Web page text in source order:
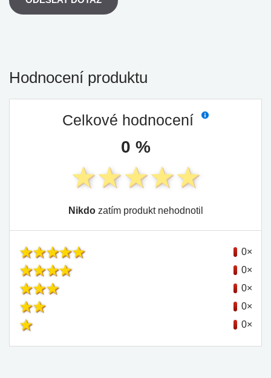
Hodnocení produktu
Celkové hodnocení
0 %
Nikdozatím produkt nehodnotil
0×
0×
0×
0×
0×